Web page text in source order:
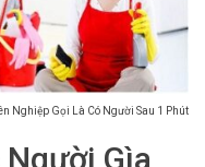
Nghiệp Gọi Là Có Người Sau 1 Phút
Người Gìa